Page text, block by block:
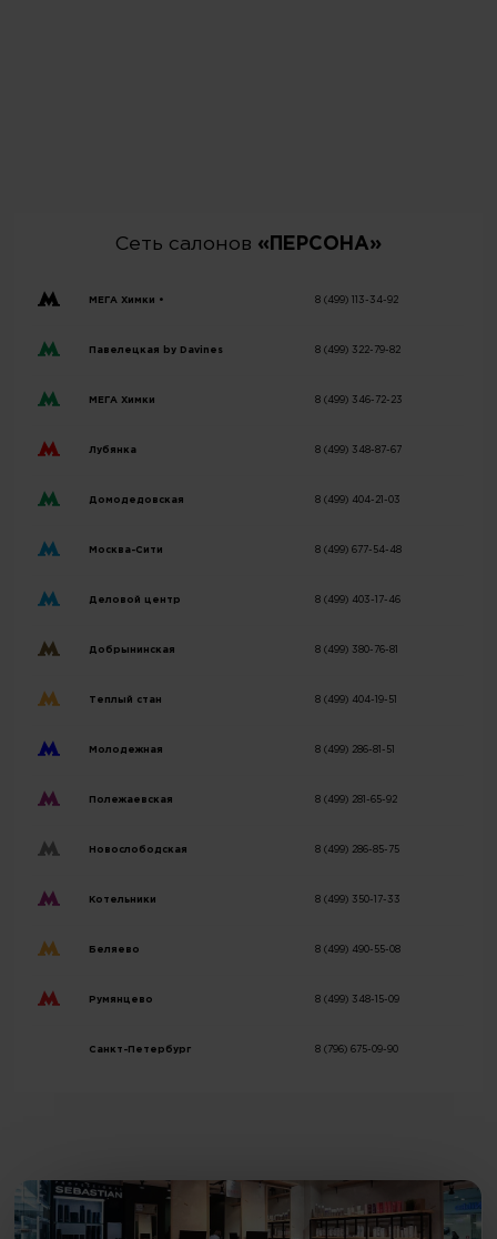
Сеть салонов «ПЕРСОНА»
МЕГА Химки • 8 (499) 113-34-92
Павелецкая by Davines 8 (499) 322-79-82
МЕГА Химки 8 (499) 346-72-23
Лубянка 8 (499) 348-87-67
Домодедовская 8 (499) 404-21-03
Москва-Сити 8 (499) 677-54-48
Деловой центр 8 (499) 403-17-46
Добрынинская 8 (499) 380-76-81
Теплый стан 8 (499) 404-19-51
Молодежная 8 (499) 286-81-51
Полежаевская 8 (499) 281-65-92
Новослободская 8 (499) 286-85-75
Котельники 8 (499) 350-17-33
Беляево 8 (499) 490-55-08
Румянцево 8 (499) 348-15-09
Санкт-Петербург 8 (796) 675-09-90